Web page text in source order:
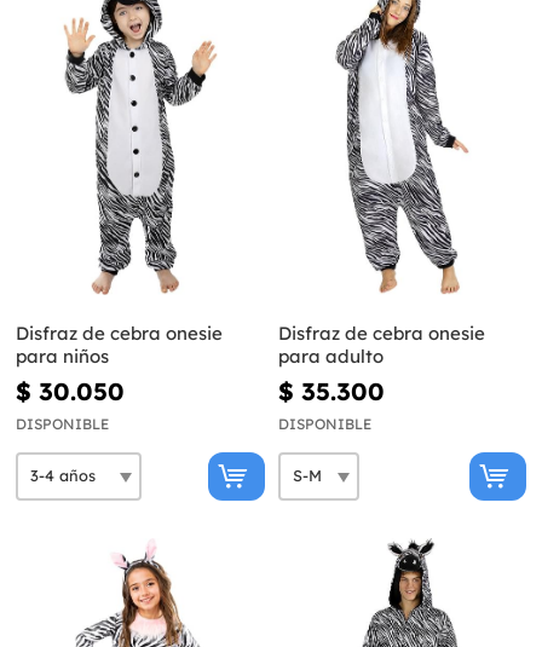
Disfraz de cebra onesie
para niños
$ 30.050
DISPONIBLE
Disfraz de cebra onesie
para adulto
$ 35.300
DISPONIBLE